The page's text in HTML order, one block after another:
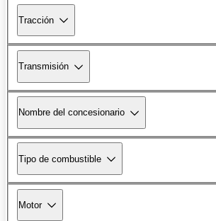
Tracción
Transmisión
Nombre del concesionario
Tipo de combustible
Motor